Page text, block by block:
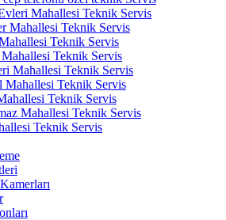
Mahallesi Teknik Servis
Mahallesi Teknik Servis
Teknik Servis
Mahallesi Teknik Servis
Mahallesi Teknik Servis
Mahallesi Teknik Servis
Teknik Servis
Mahallesi Teknik Servis
Teknik Servis